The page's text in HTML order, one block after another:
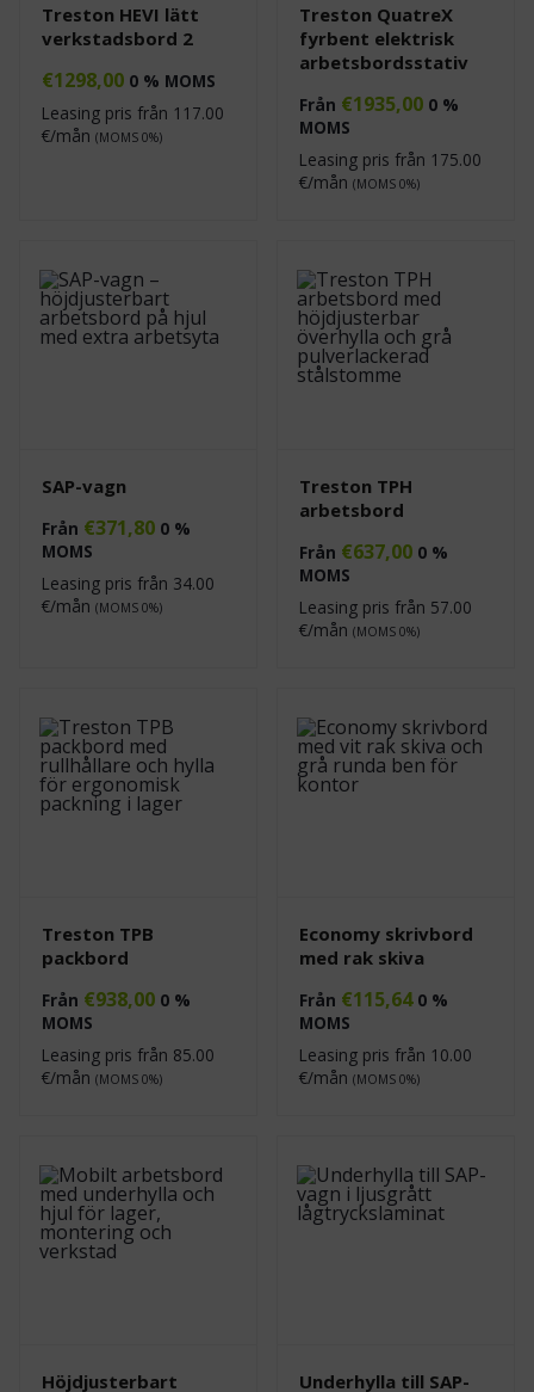
Treston HEVI lätt
verkstadsbord 2
€1298,00 0 % MOMS
Leasing pris från 117.00
€/mån (MOMS 0%)
Treston QuatreX
fyrbent elektrisk
arbetsbordsstativ
Från €1935,00 0 %
MOMS
Leasing pris från 175.00
€/mån (MOMS 0%)
SAP-vagn
Från €371,80 0 %
MOMS
Leasing pris från 34.00
€/mån (MOMS 0%)
Treston TPH
arbetsbord
Från €637,00 0 %
MOMS
Leasing pris från 57.00
€/mån (MOMS 0%)
Treston TPB
packbord
Från €938,00 0 %
MOMS
Leasing pris från 85.00
€/mån (MOMS 0%)
Economy skrivbord
med rak skiva
Från €115,64 0 %
MOMS
Leasing pris från 10.00
€/mån (MOMS 0%)
Höjdjusterbart
Underhylla till SAP-